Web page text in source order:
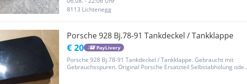
8113 Lichtenegg
Porsche 928 Bj.78-91 Tankdeckel / Tankklappe
€ 20 PayLivery
Porsche 928 Bj.78-91 Tankdeckel / Tankklappe. Gebraucht mit
Gebrauchsspuren. Original Porsche Ersatzteil Selbstabholung oder